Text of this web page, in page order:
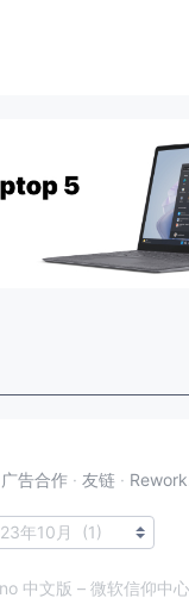
广告合作 · 友链 ·
中文版 – 微软信仰中